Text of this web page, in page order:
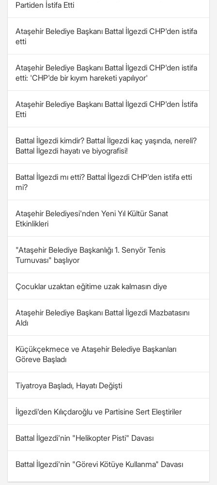
Partiden İstifa Etti
Ataşehir Belediye Başkanı Battal İlgezdi CHP'den istifa
etti
Ataşehir Belediye Başkanı Battal İlgezdi CHP'den istifa
etti: 'CHP'de bir kıyım hareketi yapılıyor'
Ataşehir Belediye Başkanı Battal İlgezdi CHP'den İstifa
Etti
Battal İlgezdi kimdir? Battal İlgezdi kaç yaşında, nereli?
Battal İlgezdi hayatı ve biyografisi!
Battal İlgezdi mı etti? Battal İlgezdi CHP'den istifa etti
mi?
Ataşehir Belediyesi'nden Yeni Yıl Kültür Sanat
Etkinlikleri
"Ataşehir Belediye Başkanlığı 1. Senyör Tenis
Turnuvası" başlıyor
Çocuklar uzaktan eğitime uzak kalmasın diye
Ataşehir Belediye Başkanı Battal İlgezdi Mazbatasını
Aldı
Küçükçekmece ve Ataşehir Belediye Başkanları
Göreve Başladı
Tiyatroya Başladı, Hayatı Değişti
İlgezdi'den Kılıçdaroğlu ve Partisine Sert Eleştiriler
Battal İlgezdi'nin "Helikopter Pisti" Davası
Battal İlgezdi'nin "Görevi Kötüye Kullanma" Davası